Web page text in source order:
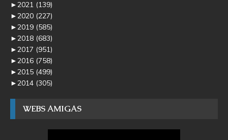
►2021 (139)
►2020 (227)
►2019 (585)
►2018 (683)
►2017 (951)
►2016 (758)
►2015 (499)
►2014 (305)
WEBS AMIGAS